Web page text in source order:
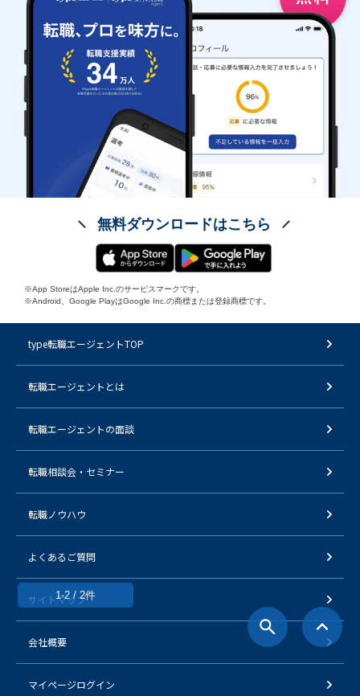
1-2 / 2件
無料ダウンロードはこちら
※App StoreはApple Inc.のサービスマークです。
※Android、Google PlayはGoogle Inc.の商標または登録商標です。
type転職エージェントTOP
転職エージェントとは
転職エージェントの面談
転職相談会・セミナー
転職ノウハウ
よくあるご質問
サイトマップ
会社概要
マイページログイン